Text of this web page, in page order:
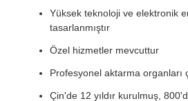
Yüksek teknoloji ve elektronik
tasarlanmıştır
Özel hizmetler mevcuttur
Profesyonel aktarma organları
Çin'de 12 yıldır kurulmuş,